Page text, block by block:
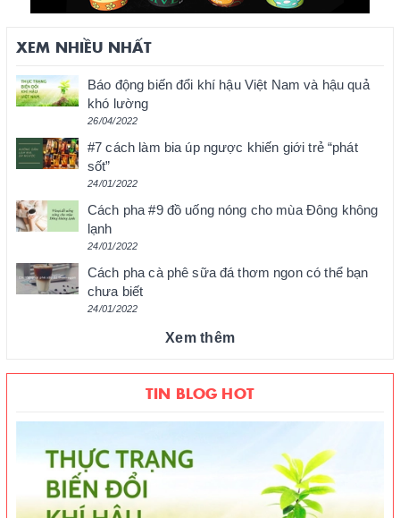
XEM NHIỀU NHẤT
Báo động biến đổi khí hậu Việt Nam và hậu quả
khó lường
26/04/2022
#7 cách làm bia úp ngược khiến giới trẻ “phát
sốt”
24/01/2022
Cách pha #9 đồ uống nóng cho mùa Đông không
lạnh
24/01/2022
Cách pha cà phê sữa đá thơm ngon có thể bạn
chưa biết
24/01/2022
Xem thêm
TIN BLOG HOT